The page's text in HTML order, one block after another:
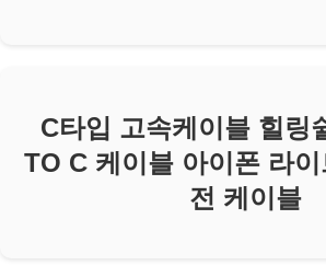
C타입 고속케이블 힐링
TO C 케이블 아이폰 라
전 케이블